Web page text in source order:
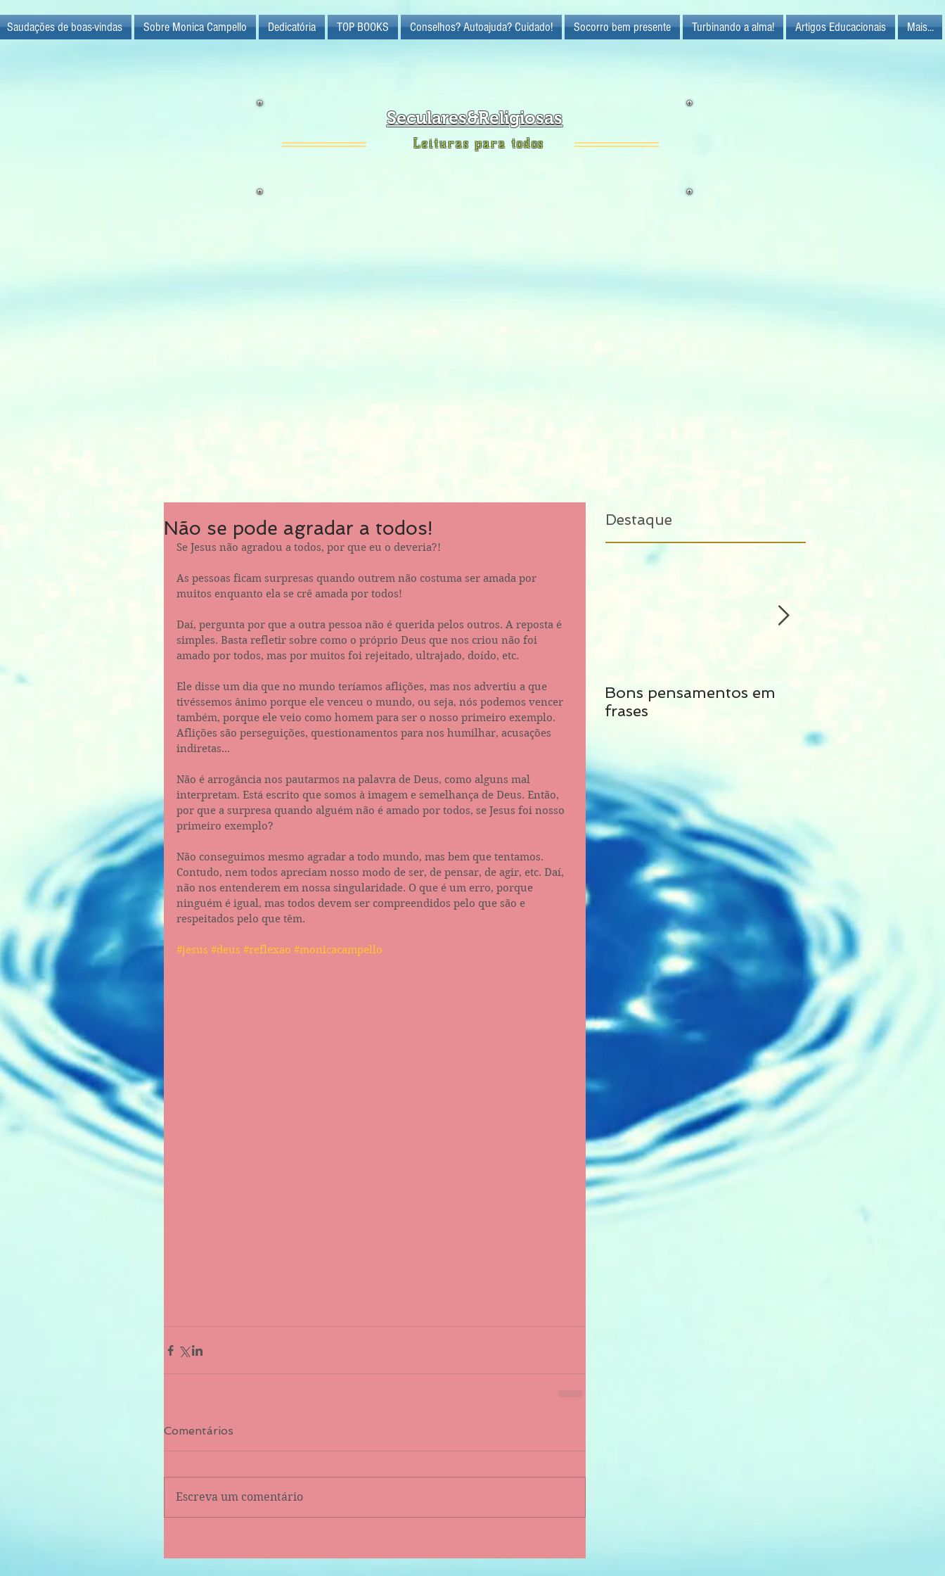
Saudações de boas-vindas Sobre Monica Campello Dedicatória TOP BOOKS Conselhos? Autoajuda? Cuidado! Socorro bem presente Turbinando a alma! Artigos Educacionais Mais...
Seculares&Religiosas
Leituras para todos
Não se pode agradar a todos!
Se Jesus não agradou a todos, por que eu o deveria?!
As pessoas ficam surpresas quando outrem não costuma ser amada por
muitos enquanto ela se crê amada por todos!
Daí, pergunta por que a outra pessoa não é querida pelos outros. A reposta é
simples. Basta refletir sobre como o próprio Deus que nos criou não foi
amado por todos, mas por muitos foi rejeitado, ultrajado, doído, etc.
Ele disse um dia que no mundo teríamos aflições, mas nos advertiu a que
tivéssemos ânimo porque ele venceu o mundo, ou seja, nós podemos vencer
também, porque ele veio como homem para ser o nosso primeiro exemplo.
Aflições são perseguições, questionamentos para nos humilhar, acusações
indiretas...
Não é arrogância nos pautarmos na palavra de Deus, como alguns mal
interpretam. Está escrito que somos à imagem e semelhança de Deus. Então,
por que a surpresa quando alguém não é amado por todos, se Jesus foi nosso
primeiro exemplo?
Não conseguimos mesmo agradar a todo mundo, mas bem que tentamos.
Contudo, nem todos apreciam nosso modo de ser, de pensar, de agir, etc. Daí,
não nos entenderem em nossa singularidade. O que é um erro, porque
ninguém é igual, mas todos devem ser compreendidos pelo que são e
respeitados pelo que têm.
#jesus #deus #reflexao #monicacampello
Comentários
Escreva um comentário
Destaque
Bons pensamentos em
frases